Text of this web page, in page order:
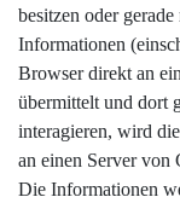
besitzen oder
Informationen
Browser direkt an
übermittelt und dort
interagieren, wird
an einen Server von
Die Informationen